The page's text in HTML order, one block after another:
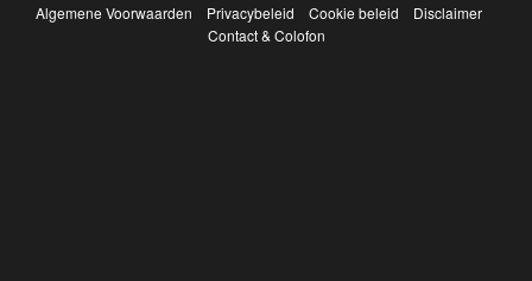
Algemene Voorwaarden Privacybeleid Cookie beleid
Disclaimer
Contact & Colofon